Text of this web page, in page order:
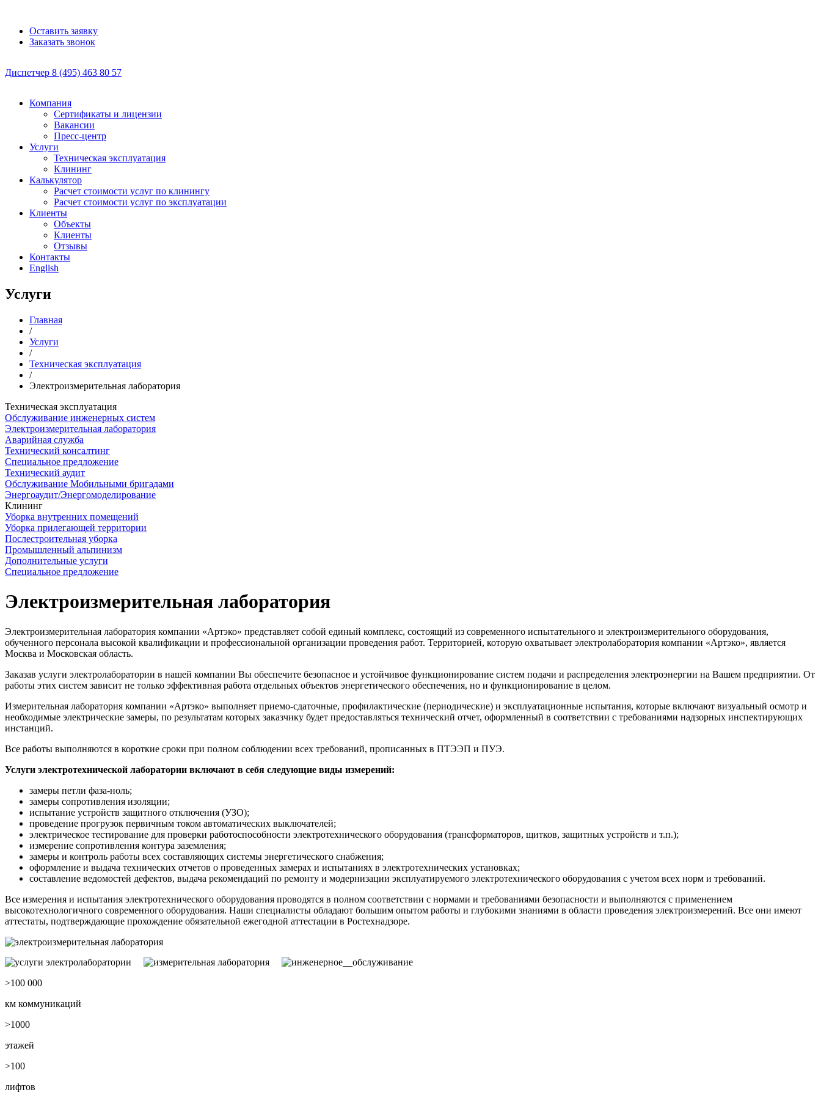
Оставить заявку
Заказать звонок
Диспетчер 8 (495) 463 80 57
Компания
Сертификаты и лицензии
Вакансии
Пресс-центр
Услуги
Техническая эксплуатация
Клининг
Калькулятор
Расчет стоимости услуг по клинингу
Расчет стоимости услуг по эксплуатации
Клиенты
Объекты
Клиенты
Отзывы
Контакты
English
Услуги
Главная
/
Услуги
/
Техническая эксплуатация
/
Электроизмерительная лаборатория
Техническая эксплуатация
Обслуживание инженерных систем
Электроизмерительная лаборатория
Аварийная служба
Технический консалтинг
Специальное предложение
Технический аудит
Обслуживание Мобильными бригадами
Энергоаудит/Энергомоделирование
Клининг
Уборка внутренних помещений
Уборка прилегающей территории
Послестроительная уборка
Промышленный альпинизм
Дополнительные услуги
Специальное предложение
Электроизмерительная лаборатория
Электроизмерительная лаборатория компании «Артэко» представляет собой единый комплекс, состоящий из современного испытательного и электроизмерительного оборудования,
обученного персонала высокой квалификации и профессиональной организации проведения работ. Территорией, которую охватывает электролаборатория компании «Артэко», является
Москва и Московская область.
Заказав услуги электролаборатории в нашей компании Вы обеспечите безопасное и устойчивое функционирование систем подачи и распределения электроэнергии на Вашем предприятии. От
работы этих систем зависит не только эффективная работа отдельных объектов энергетического обеспечения, но и функционирование в целом.
Измерительная лаборатория компании «Артэко» выполняет приемо-сдаточные, профилактические (периодические) и эксплуатационные испытания, которые включают визуальный осмотр и
необходимые электрические замеры, по результатам которых заказчику будет предоставляться технический отчет, оформленный в соответствии с требованиями надзорных инспектирующих
инстанций.
Все работы выполняются в короткие сроки при полном соблюдении всех требований, прописанных в ПТЭЭП и ПУЭ.
Услуги электротехнической лаборатории включают в себя следующие виды измерений:
замеры петли фаза-ноль;
замеры сопротивления изоляции;
испытание устройств защитного отключения (УЗО);
проведение прогрузок первичным током автоматических выключателей;
электрическое тестирование для проверки работоспособности электротехнического оборудования (трансформаторов, щитков, защитных устройств и т.п.);
измерение сопротивления контура заземления;
замеры и контроль работы всех составляющих системы энергетического снабжения;
оформление и выдача технических отчетов о проведенных замерах и испытаниях в электротехнических установках;
составление ведомостей дефектов, выдача рекомендаций по ремонту и модернизации эксплуатируемого электротехнического оборудования с учетом всех норм и требований.
Все измерения и испытания электротехнического оборудования проводятся в полном соответствии с нормами и требованиями безопасности и выполняются с применением
высокотехнологичного современного оборудования. Наши специалисты обладают большим опытом работы и глубокими знаниями в области проведения электроизмерений. Все они имеют
аттестаты, подтверждающие прохождение обязательной ежегодной аттестации в Ростехнадзоре.
>100 000
км коммуникаций
>1000
этажей
>100
лифтов